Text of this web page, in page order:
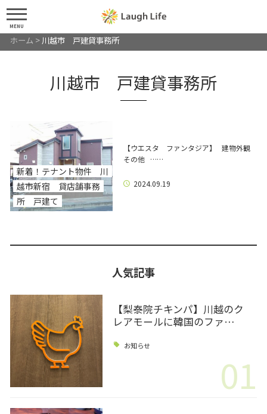
MENU
ホーム > 川越市 戸建貸事務所
川越市 戸建貸事務所
新着！テナント物件 川
越市新宿 貸店舗事務
所 戸建て
【ウエスタ ファンタジア】 建物外観
その他 ……
2024.09.19
人気記事
【梨泰院チキンパ】川越のク
レアモールに韓国のファ…
お知らせ
01